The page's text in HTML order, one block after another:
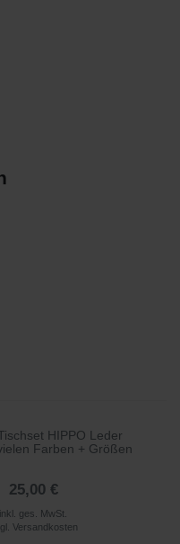
HIPPO Leder
Farben + Größen
25,00 €
inkl. ges. MwSt.
Versandkosten